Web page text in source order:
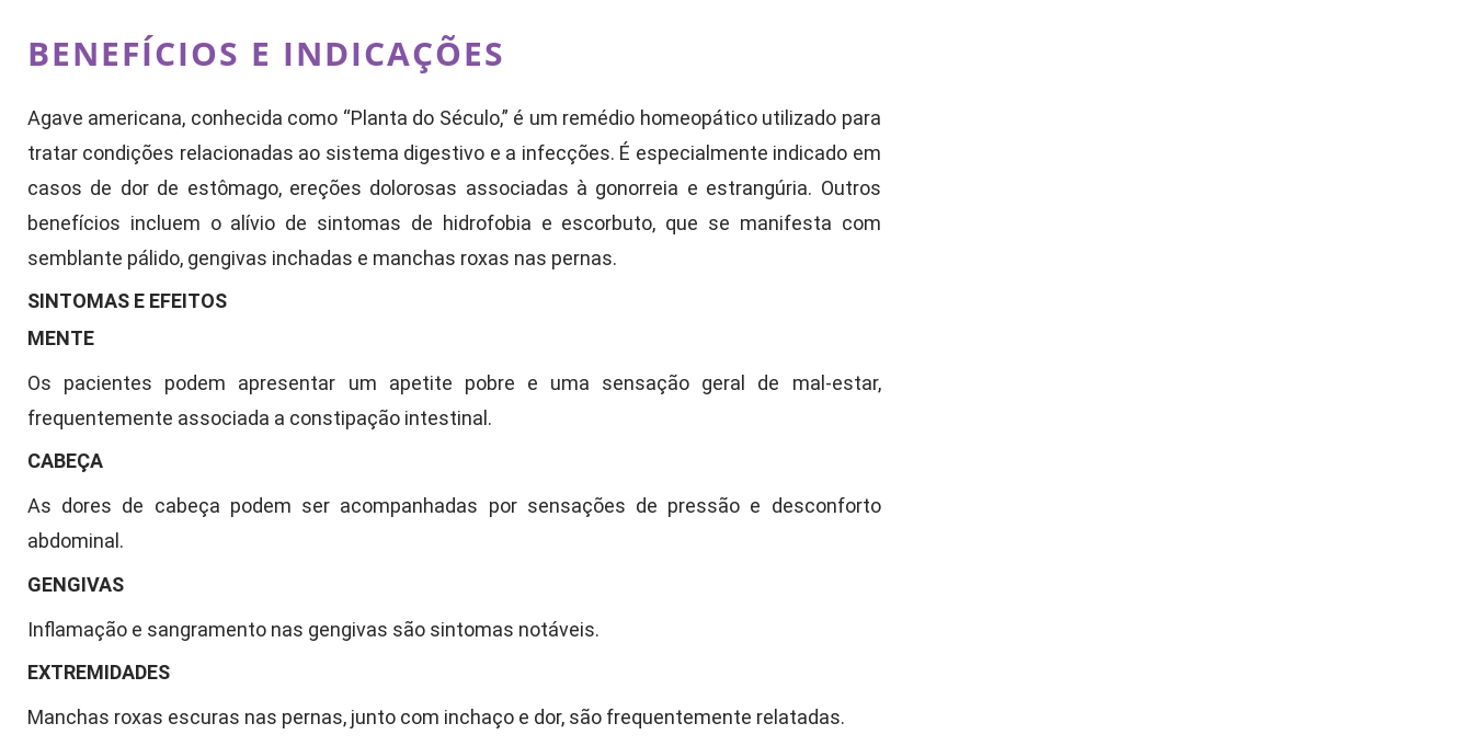
BENEFÍCIOS E INDICAÇÕES
Agave americana, conhecida como “Planta do Século,” é um remédio homeopático utilizado para
tratar condições relacionadas ao sistema digestivo e a infecções. É especialmente indicado em
casos de dor de estômago, ereções dolorosas associadas à gonorreia e estrangúria. Outros
benefícios incluem o alívio de sintomas de hidrofobia e escorbuto, que se manifesta com
semblante pálido, gengivas inchadas e manchas roxas nas pernas.
SINTOMAS E EFEITOS
MENTE
Os pacientes podem apresentar um apetite pobre e uma sensação geral de mal-estar,
frequentemente associada a constipação intestinal.
CABEÇA
As dores de cabeça podem ser acompanhadas por sensações de pressão e desconforto
abdominal.
GENGIVAS
Inflamação e sangramento nas gengivas são sintomas notáveis.
EXTREMIDADES
Manchas roxas escuras nas pernas, junto com inchaço e dor, são frequentemente relatadas.